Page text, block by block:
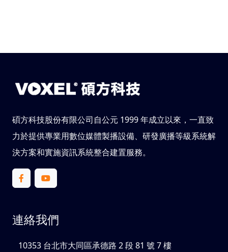
碩方科技股份有限公司自公元 1999 年成立以來，一直致
力於提供專業用數位媒體製播設備、研發廣播等級系統解
決方案和實施資訊系統整合建置服務。
連絡我們
10353 台北市大同區承德路 2 段 81 號 7 樓